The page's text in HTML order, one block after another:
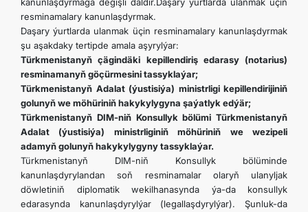
resminamalary kanunlaşdyrmak.
Daşary ýurtlarda ulanmak üçin resminamalary kanunlaşdyrmak
şu aşakdaky tertipde amala aşyrylýar:
Türkmenistanyň çägindäki kepillendiriş edarasy (notarius)
resminamanyň göçürmesini tassyklaýar;
Türkmenistanyň Adalat (ýustisiýa) ministrligi kepillendirijiniň
golunyň we möhüriniň hakykylygyna şaýatlyk edýär;
Türkmenistanyň DIM-niň Konsullyk bölümi Türkmenistanyň
Adalat (ýustisiýa) ministrliginiň möhüriniň we wezipeli
adamyň golunyň hakykylygyny tassyklaýar.
Türkmenistanyň DIM-niň Konsullyk bölüminde
kanunlaşdyrylandan soň resminamalar olaryň ulanyljak
döwletiniň diplomatik wekilhanasynda ýa-da konsullyk
edarasynda kanunlaşdyrylýar (legallaşdyrylýar). Şunluk-da